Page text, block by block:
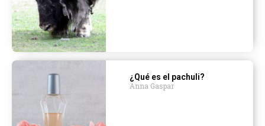
¿Qué es el pachuli?
Anna Gaspar